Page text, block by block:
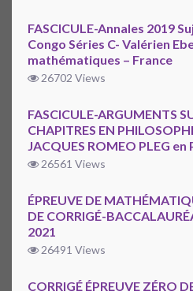
FASCICULE-Annales 2019
Congo Séries C- Valérien
mathématiques – France
26702 Views
FASCICULE-ARGUMENTS
CHAPITRES EN
JACQUES ROMEO PLEG en
26561 Views
ÉPREUVE DE
DE CORRIGÉ-
2021
26491 Views
CORRIGÉ ÉPREUVE ZÉRO